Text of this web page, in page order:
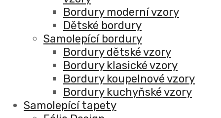
Bordury moderní vzory
Dětské bordury
Samolepící bordury
Bordury dětské vzory
Bordury klasické vzory
Bordury koupelnové vzory
Bordury kuchyňské vzory
Samolepící tapety